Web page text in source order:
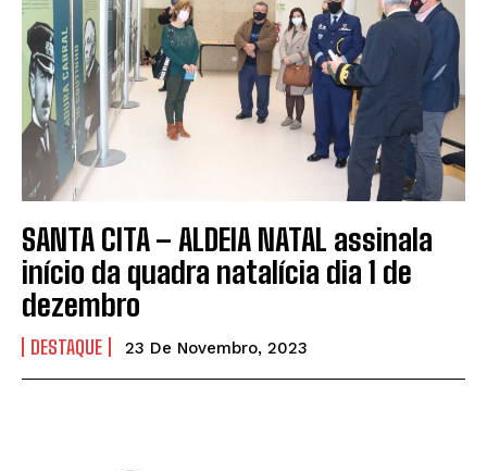
SANTA CITA – ALDEIA NATAL assinala
início da quadra natalícia dia 1 de
dezembro
DESTAQUE 23 De Novembro, 2023